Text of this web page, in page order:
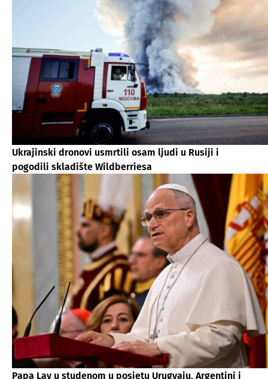
Ukrajinski dronovi usmrtili osam ljudi u Rusiji i
pogodili skladište Wildberriesa
Papa Lav u studenom u posjetu Urugvaju, Argentini i